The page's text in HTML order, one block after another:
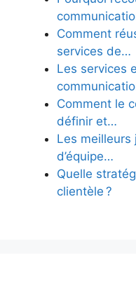
Comment
services de…
Les services
Comment le
définir et…
Les meilleurs
d’équipe…
Quelle
clientèle ?